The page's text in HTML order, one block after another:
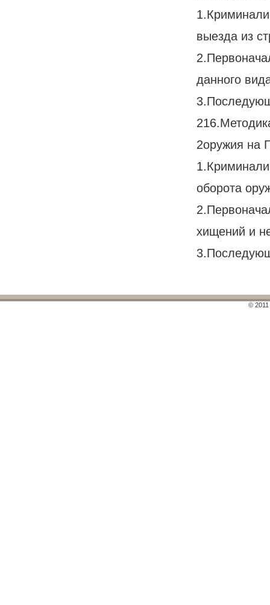
выезда из
данного
2оружия на
оборота
хищений и
©